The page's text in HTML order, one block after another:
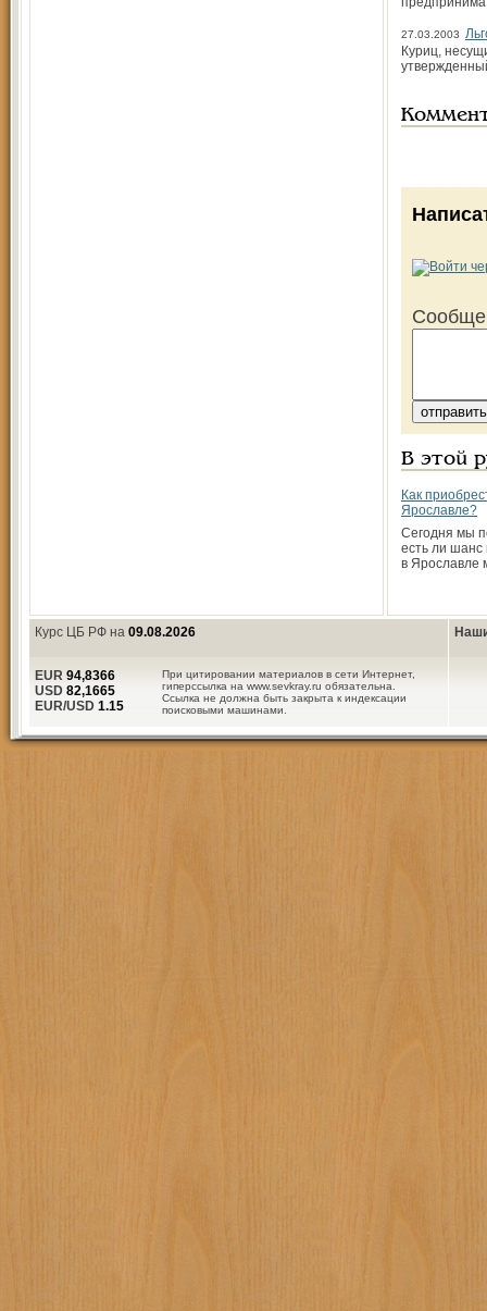
27.03.2003
Куриц,
В этой
Как
Ярославле?
Сегодня мы
есть ли шанс
в Ярославле
Курс ЦБ РФ на 09.08.2026
При цитировании материалов в сети Интернет,
гиперссылка на www.sevkray.ru обязательна.
Ссылка не должна быть закрыта к индексации
поисковыми машинами.
EUR 94,8366
USD 82,1665
EUR/USD 1.15